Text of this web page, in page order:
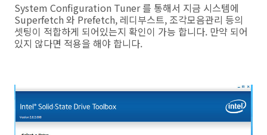
System Configuration Tuner 를 통해서 지금 시스템에
Superfetch 와 Prefetch, 레디부스트, 조각모음관리 등의
셋팅이 적합하게 되어있는지 확인이 가능 합니다. 만약 되어
있지 않다면 적용을 해야 합니다.